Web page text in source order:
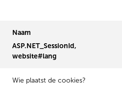
Naam
ASP.NET_SessionId,
website#lang
Wie plaatst de cookies?